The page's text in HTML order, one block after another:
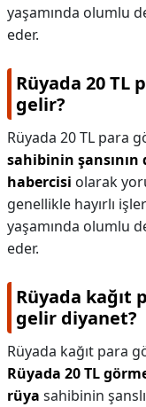
yaşamında olumlu
eder.
Rüyada 20 TL
gelir?
Rüyada 20 TL para
sahibinin
habercisi olarak
genellikle hayırlı
yaşamında olumlu
eder.
Rüyada kağıt
gelir diyanet?
Rüyada kağıt para
Rüyada 20 TL
rüya sahibinin